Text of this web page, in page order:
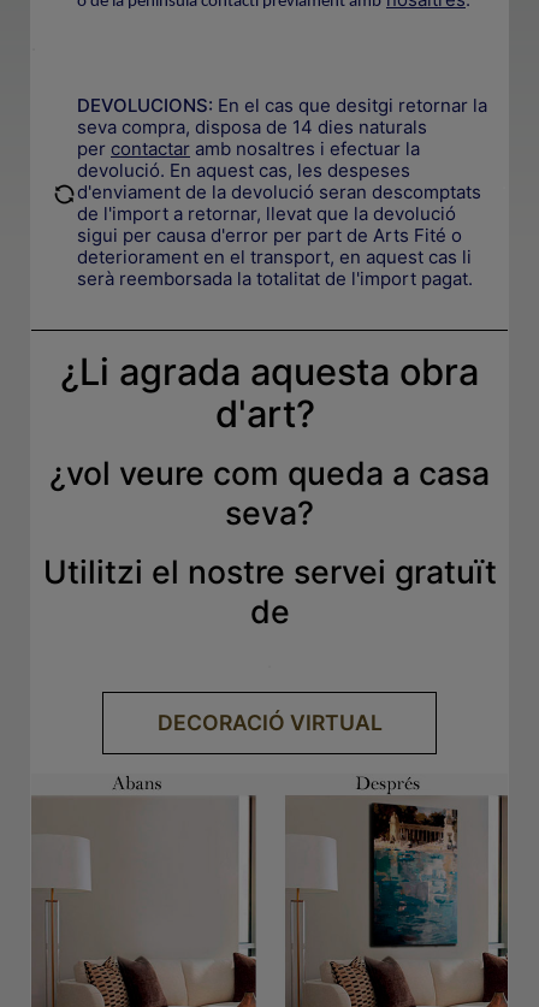
DEVOLUCIONS: En el cas que desitgi retornar la
seva compra, disposa de 14 dies naturals
per contactar amb nosaltres i efectuar la
devolució. En aquest cas, les despeses
d'enviament de la devolució seran descomptats
de l'import a retornar, llevat que la devolució
sigui per causa d'error per part de Arts Fité o
deteriorament en el transport, en aquest cas li
serà reemborsada la totalitat de l'import pagat.
¿Li agrada aquesta obra
d'art?
¿vol veure com queda a casa
seva?
Utilitzi el nostre servei gratuït
de
DECORACIÓ VIRTUAL